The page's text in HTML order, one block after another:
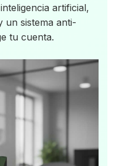
artificial,
un sistema anti-
tu cuenta.